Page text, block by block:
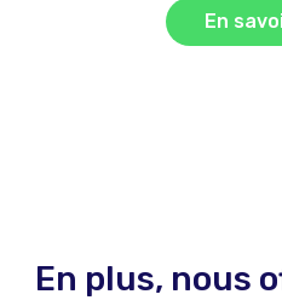
En
En plus, nous